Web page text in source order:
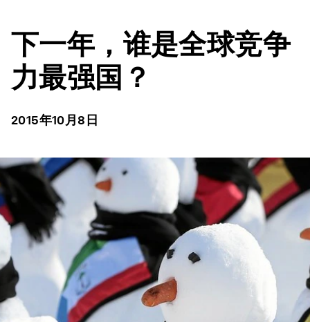
下一年，谁是全球竞争
力最强国？
2015年10月8日